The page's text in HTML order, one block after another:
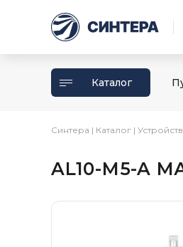
Каталог
Синтера | Каталог |
AL10-M5-A